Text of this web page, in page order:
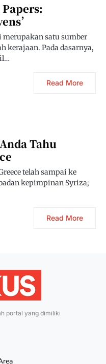
merupakan satu sumber
kerajaan. Pada dasarnya,
Read More
Tahu
telah sampai ke
kepimpinan Syriza;
Read More
portal yang dimiliki